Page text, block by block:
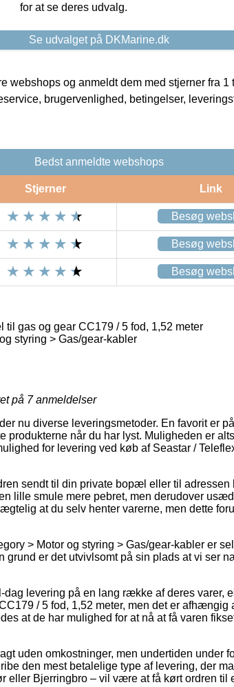
for at se deres udvalg.
Se udvalget på DKMarine.dk
webshops og anmeldt dem med stjerner fra 1
brugervenlighed, betingelser,
Bedst anmeldte webshops
Stjerner Link
Besøg
Besøg
Besøg
til gas og gear CC179 / 5 fod, 1,52 meter
styring > Gas/gear-kabler
på 7anmeldelser
nu diverse leveringsmetoder. En favorit er
produkterne når du har lyst. Muligheden er
for levering ved køb af Seastar /
sendt til din private bopæl eller til adressen
lille smule mere pebret, men derudover
at du selv henter varerne, men dette
> Motor og styring > Gas/gear-kabler er
grund er det utvivlsomt på sin plads at vi ser
dag levering på en lang række af deres varer,
/ 5 fod, 1,52 meter, men det er afhængig
at de har mulighed for at nå at få varen
uden omkostninger, men undertiden under
den mest betalelige type af levering, der
eller Bjerringbro – vil være at få kørt ordren til